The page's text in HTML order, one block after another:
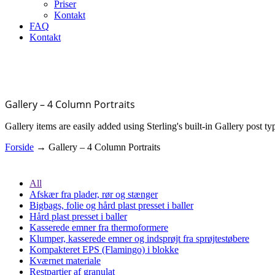
Priser
Kontakt
FAQ
Kontakt
Gallery – 4 Column Portraits
Gallery items are easily added using Sterling's built-in Gallery post
Forside → Gallery – 4 Column Portraits
All
Afskær fra plader, rør og stænger
Bigbags, folie og hård plast presset i baller
Hård plast presset i baller
Kasserede emner fra thermoformere
Klumper, kasserede emner og indsprøjt fra sprøjtestøbere
Kompakteret EPS (Flamingo) i blokke
Kværnet materiale
Restpartier af granulat